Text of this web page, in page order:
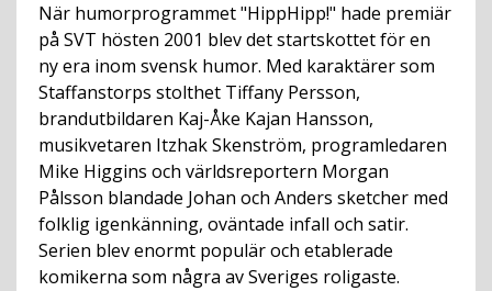
När humorprogrammet "HippHipp!" hade premiär
på SVT hösten 2001 blev det startskottet för en
ny era inom svensk humor. Med karaktärer som
Staffanstorps stolthet Tiffany Persson,
brandutbildaren Kaj-Åke Kajan Hansson,
musikvetaren Itzhak Skenström, programledaren
Mike Higgins och världsreportern Morgan
Pålsson blandade Johan och Anders sketcher med
folklig igenkänning, oväntade infall och satir.
Serien blev enormt populär och etablerade
komikerna som några av Sveriges roligaste.